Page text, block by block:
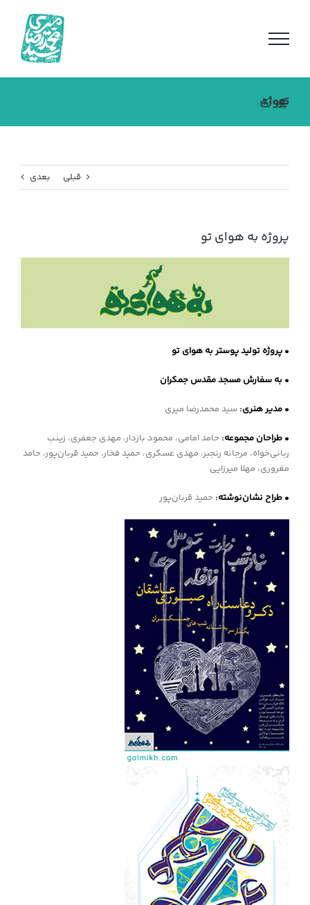
پروژه به هوای تو
قبلی بعدی
پروژه به هوای تو
• پروژه تولید پوستر به هوای تو
• به سفارش مسجد مقدس جمکران
• مدیر هنری: سید محمدرضا میری
• طراحان مجموعه: حامد امامی، محمود بازدار، مهدی جعفری، زینب
ربانی‌خواه، مرجانه رنجبر، مهدی عسکری، حمید فخار، حمید قربان‌پور، حامد
مغروری، مهلا میرزایی
• طراح نشان‌نوشته: حمید قربان‌پور